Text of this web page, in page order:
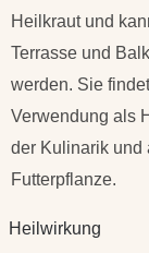
Heilkraut und
Terrasse und
werden. Sie
Verwendung als
der Kulinarik und
Futterpflanze.
Heilwirkung